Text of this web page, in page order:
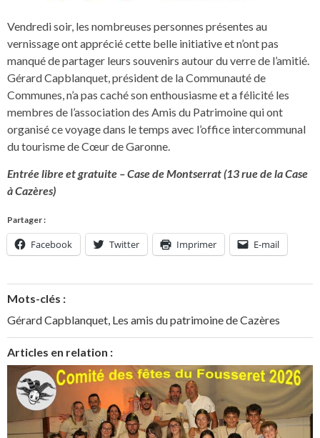
Vendredi soir, les nombreuses personnes présentes au
vernissage ont apprécié cette belle initiative et n’ont pas
manqué de partager leurs souvenirs autour du verre de l’amitié.
Gérard Capblanquet, président de la Communauté de
Communes, n’a pas caché son enthousiasme et a félicité les
membres de l’association des Amis du Patrimoine qui ont
organisé ce voyage dans le temps avec l’office intercommunal
du tourisme de Cœur de Garonne.
Entrée libre et gratuite – Case de Montserrat (13 rue de la Case
à Cazères)
Partager :
Facebook Twitter Imprimer E-mail
Mots-clés :
Gérard Capblanquet Les amis du patrimoine de Cazères
Articles en relation :